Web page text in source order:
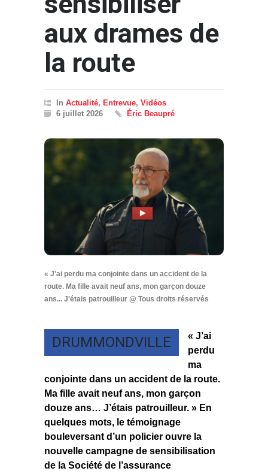
aux drames de
la route
In Actualité, Entrevue, Vidéos
6 juillet 2026
Éric Beaupré
« J'ai perdu ma conjointe dans un accident de la
route. Ma fille avait neuf ans, mon garçon douze
ans... J'étais patrouilleur @ Tous droits réservés
DRUMMONDVILLE
« J’ai
perdu
ma
conjointe dans un accident de la route.
Ma fille avait neuf ans, mon garçon
douze ans… J’étais patrouilleur. » En
quelques mots, le témoignage
bouleversant d’un policier ouvre la
nouvelle campagne de sensibilisation
de la Société de l’assurance